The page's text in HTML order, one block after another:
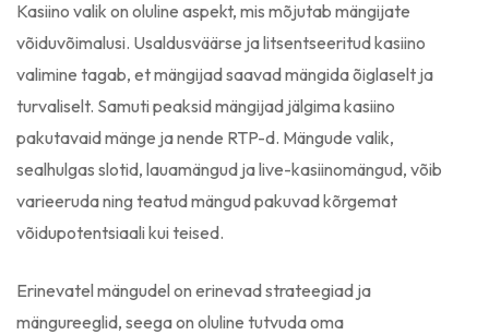
Kasiino valik on oluline aspekt, mis mõjutab mängijate
võiduvõimalusi. Usaldusväärse ja litsentseeritud kasiino
valimine tagab, et mängijad saavad mängida õiglaselt ja
turvaliselt. Samuti peaksid mängijad jälgima kasiino
pakutavaid mänge ja nende RTP-d. Mängude valik,
sealhulgas slotid, lauamängud ja live-kasiinomängud, võib
varieeruda ning teatud mängud pakuvad kõrgemat
võidupotentsiaali kui teised.
Erinevatel mängudel on erinevad strateegiad ja
mängureeglid, seega on oluline tutvuda oma